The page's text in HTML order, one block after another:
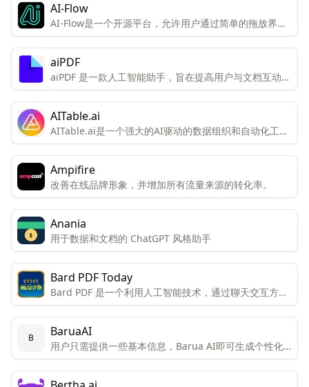
AI-Flow
AI-Flow是一个开源平台，允许用户通过简单的拖放界面
创建自定义的AI工具。该平台专为创新者和创造者设计，
便于他们连接和组合不同的AI模型以获得独特的结果。
aiPDF
aiPDF 是一款人工智能助手，旨在提高用户与文档互动的
效率和体验。
AITable.ai
AITable.ai是一个强大的AI驱动的数据组织和自动化工
具，旨在通过其视觉界面和集成能力简化个人和企业的
CRM、项目管理和生产力需求。
Ampifire
改善在线品牌形象，并增加所有流量来源的转化率。
Anania
用于数据和文档的 ChatGPT 风格助手
Bard PDF Today
Bard PDF 是一个利用人工智能技术，通过聊天交互方式
帮助用户理解和处理PDF文档的创新工具。
B BaruaAI
用户只需提供一些基本信息，Barua AI即可生成个性化
的销售邮件。